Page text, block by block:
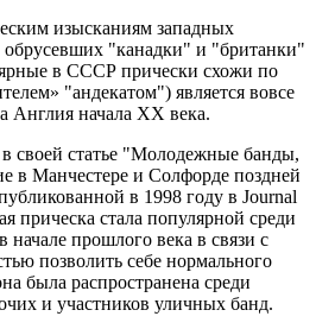
изысканиям западных
обрусевших "канадки" и "британки"
в СССР прически схожи по
"андекатом") является вовсе
Англия начала ХХ века.
своей статье "Молодежные банды,
в Манчестере и Солфорде поздней
в 1998 году в Journal
прическа стала популярной среди
начале прошлого века в связи с
позволить себе нормального
была распространена среди
и участников уличных банд.